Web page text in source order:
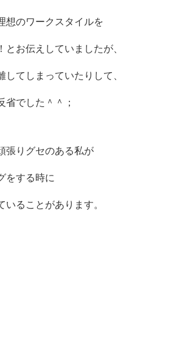
想のワークスタイルを
とお伝えしていましたが、
してしまっていたりして、
省でした＾＾；
張りグセのある私が
をする時に
いることがあります。